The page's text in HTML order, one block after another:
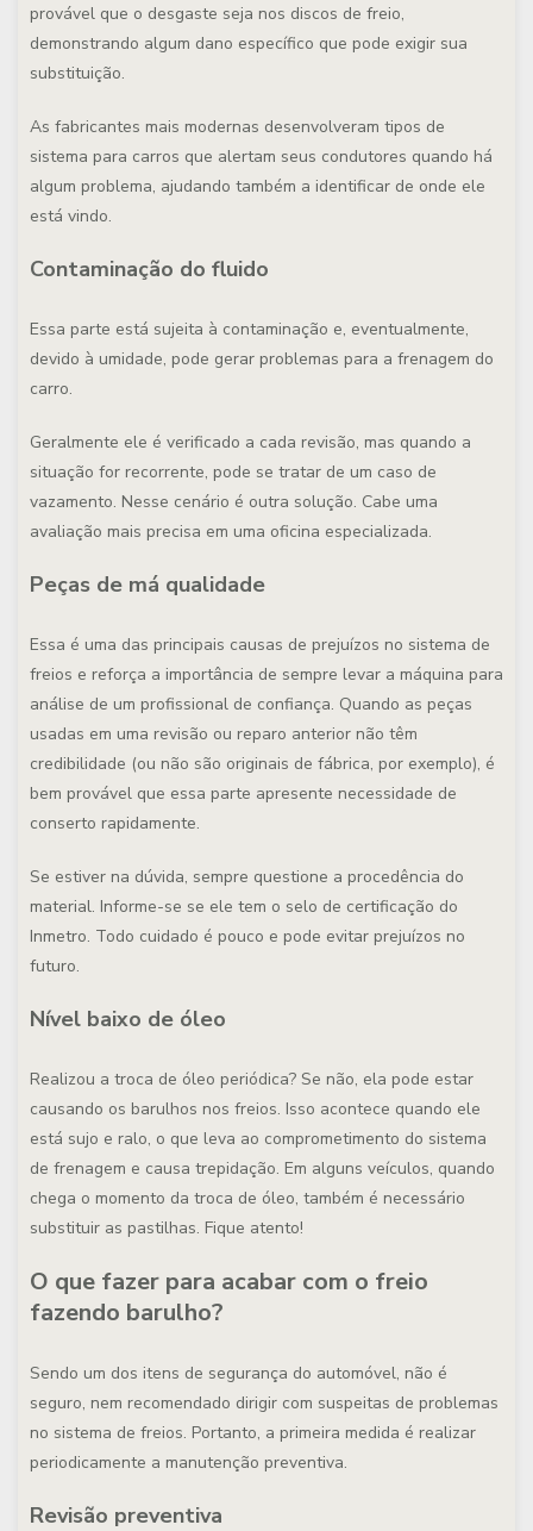
provável que o desgaste seja nos discos de freio,
demonstrando algum dano específico que pode exigir sua
substituição.
As fabricantes mais modernas desenvolveram tipos de
sistema para carros que alertam seus condutores quando há
algum problema, ajudando também a identificar de onde ele
está vindo.
Contaminação do fluido
Essa parte está sujeita à contaminação e, eventualmente,
devido à umidade, pode gerar problemas para a frenagem do
carro.
Geralmente ele é verificado a cada revisão, mas quando a
situação for recorrente, pode se tratar de um caso de
vazamento. Nesse cenário é outra solução. Cabe uma
avaliação mais precisa em uma oficina especializada.
Peças de má qualidade
Essa é uma das principais causas de prejuízos no sistema de
freios e reforça a importância de sempre levar a máquina para
análise de um profissional de confiança. Quando as peças
usadas em uma revisão ou reparo anterior não têm
credibilidade (ou não são originais de fábrica, por exemplo), é
bem provável que essa parte apresente necessidade de
conserto rapidamente.
Se estiver na dúvida, sempre questione a procedência do
material. Informe-se se ele tem o selo de certificação do
Inmetro. Todo cuidado é pouco e pode evitar prejuízos no
futuro.
Nível baixo de óleo
Realizou a troca de óleo periódica? Se não, ela pode estar
causando os barulhos nos freios. Isso acontece quando ele
está sujo e ralo, o que leva ao comprometimento do sistema
de frenagem e causa trepidação. Em alguns veículos, quando
chega o momento da troca de óleo, também é necessário
substituir as pastilhas. Fique atento!
O que fazer para acabar com o freio
fazendo barulho?
Sendo um dos itens de segurança do automóvel, não é
seguro, nem recomendado dirigir com suspeitas de problemas
no sistema de freios. Portanto, a primeira medida é realizar
periodicamente a manutenção preventiva.
Revisão preventiva